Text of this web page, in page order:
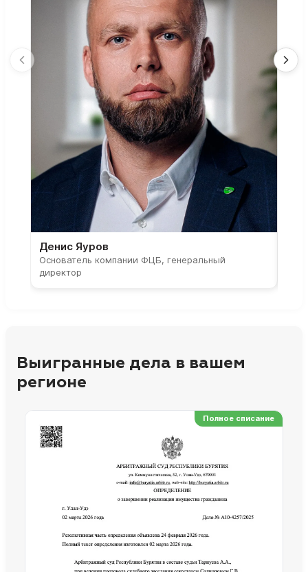
Денис Яуров
Основатель компании ФЦБ, генеральный
директор
Выигранные дела в вашем
регионе
Полное списание